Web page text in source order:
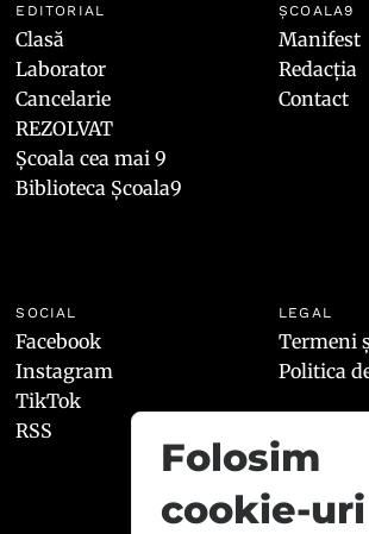
EDITORIAL
Clasă
Laborator
Cancelarie
REZOLVAT
Școala cea mai 9
Biblioteca Școala9
ȘCOALA9
Manifest
Redacția
Contact
SOCIAL
Facebook
Instagram
TikTok
RSS
LEGAL
Termeni
Politica
Folosim
cookie-uri